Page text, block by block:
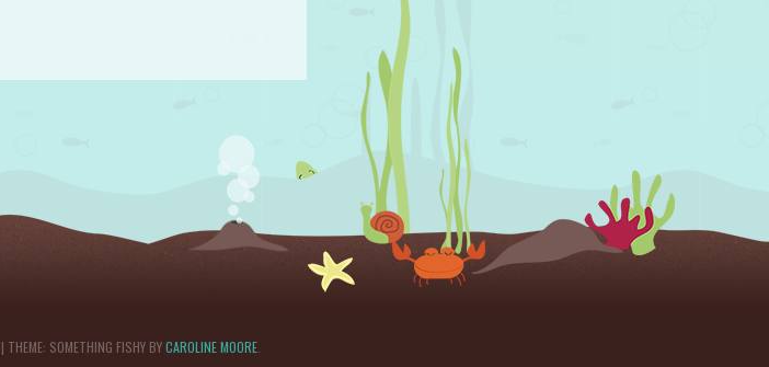
| THEME: SOMETHING FISHY BYCAROLINE MOORE.